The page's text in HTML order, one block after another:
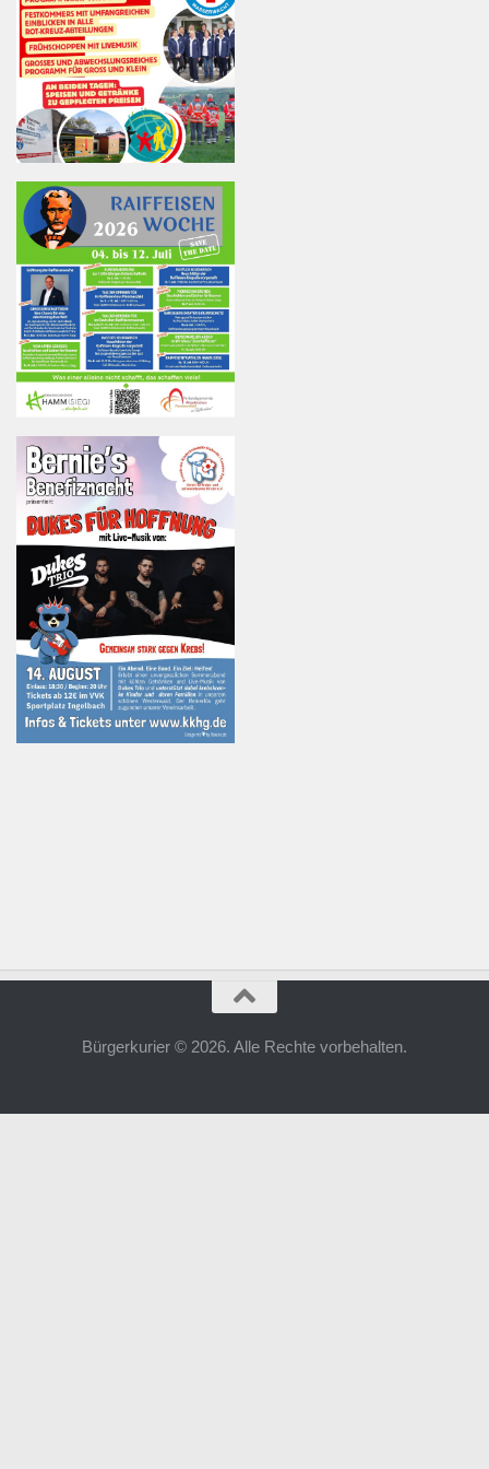
Bürgerkurier © 2026. Alle Rechte vorbehalten.